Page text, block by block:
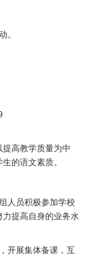
。
高教学质量为中
的语文素质。
人员积极参加学校
提高自身的业务水
开展集体备课，互